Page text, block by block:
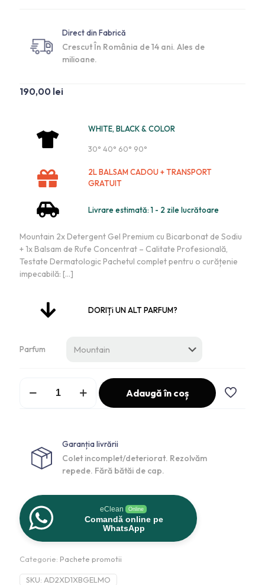
Direct din Fabrică
Crescut În România de 14 ani. Ales de
milioane.
190,00 lei
WHITE, BLACK & COLOR
30° 40° 60° 90°
2L BALSAM CADOU + TRANSPORT
GRATUIT
Livrare estimată: 1 - 2 zile lucrătoare
Mountain 2x Detergent Gel Premium cu Bicarbonat de Sodiu
+ 1x Balsam de Rufe Concentrat – Calitate Profesională,
Testate Dermatologic Pachetul complet pentru o curățenie
impecabilă: […]
DORIȚi UN ALT PARFUM?
Parfum
Adaugă în coș
Garanția livrării
Colet incomplet/deteriorat. Rezolvăm
repede. Fără bătăi de cap.
eClean Online
Comandă online pe
WhatsApp
Categorie: Pachete promotii
SKU: AD2XD1XBGELMO